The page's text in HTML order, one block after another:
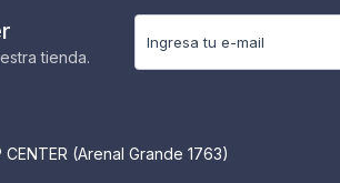
tienda.
CENTER (Arenal Grande 1763)